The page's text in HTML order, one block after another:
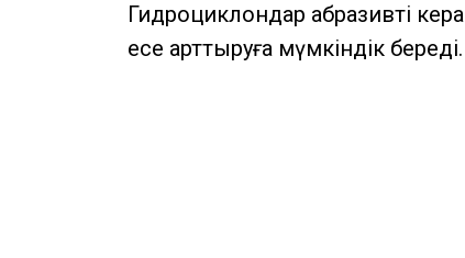
Гидроциклондар абразивті
есе арттыруға мүмкіндік береді.